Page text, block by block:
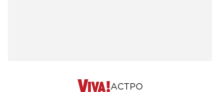
АСТРО